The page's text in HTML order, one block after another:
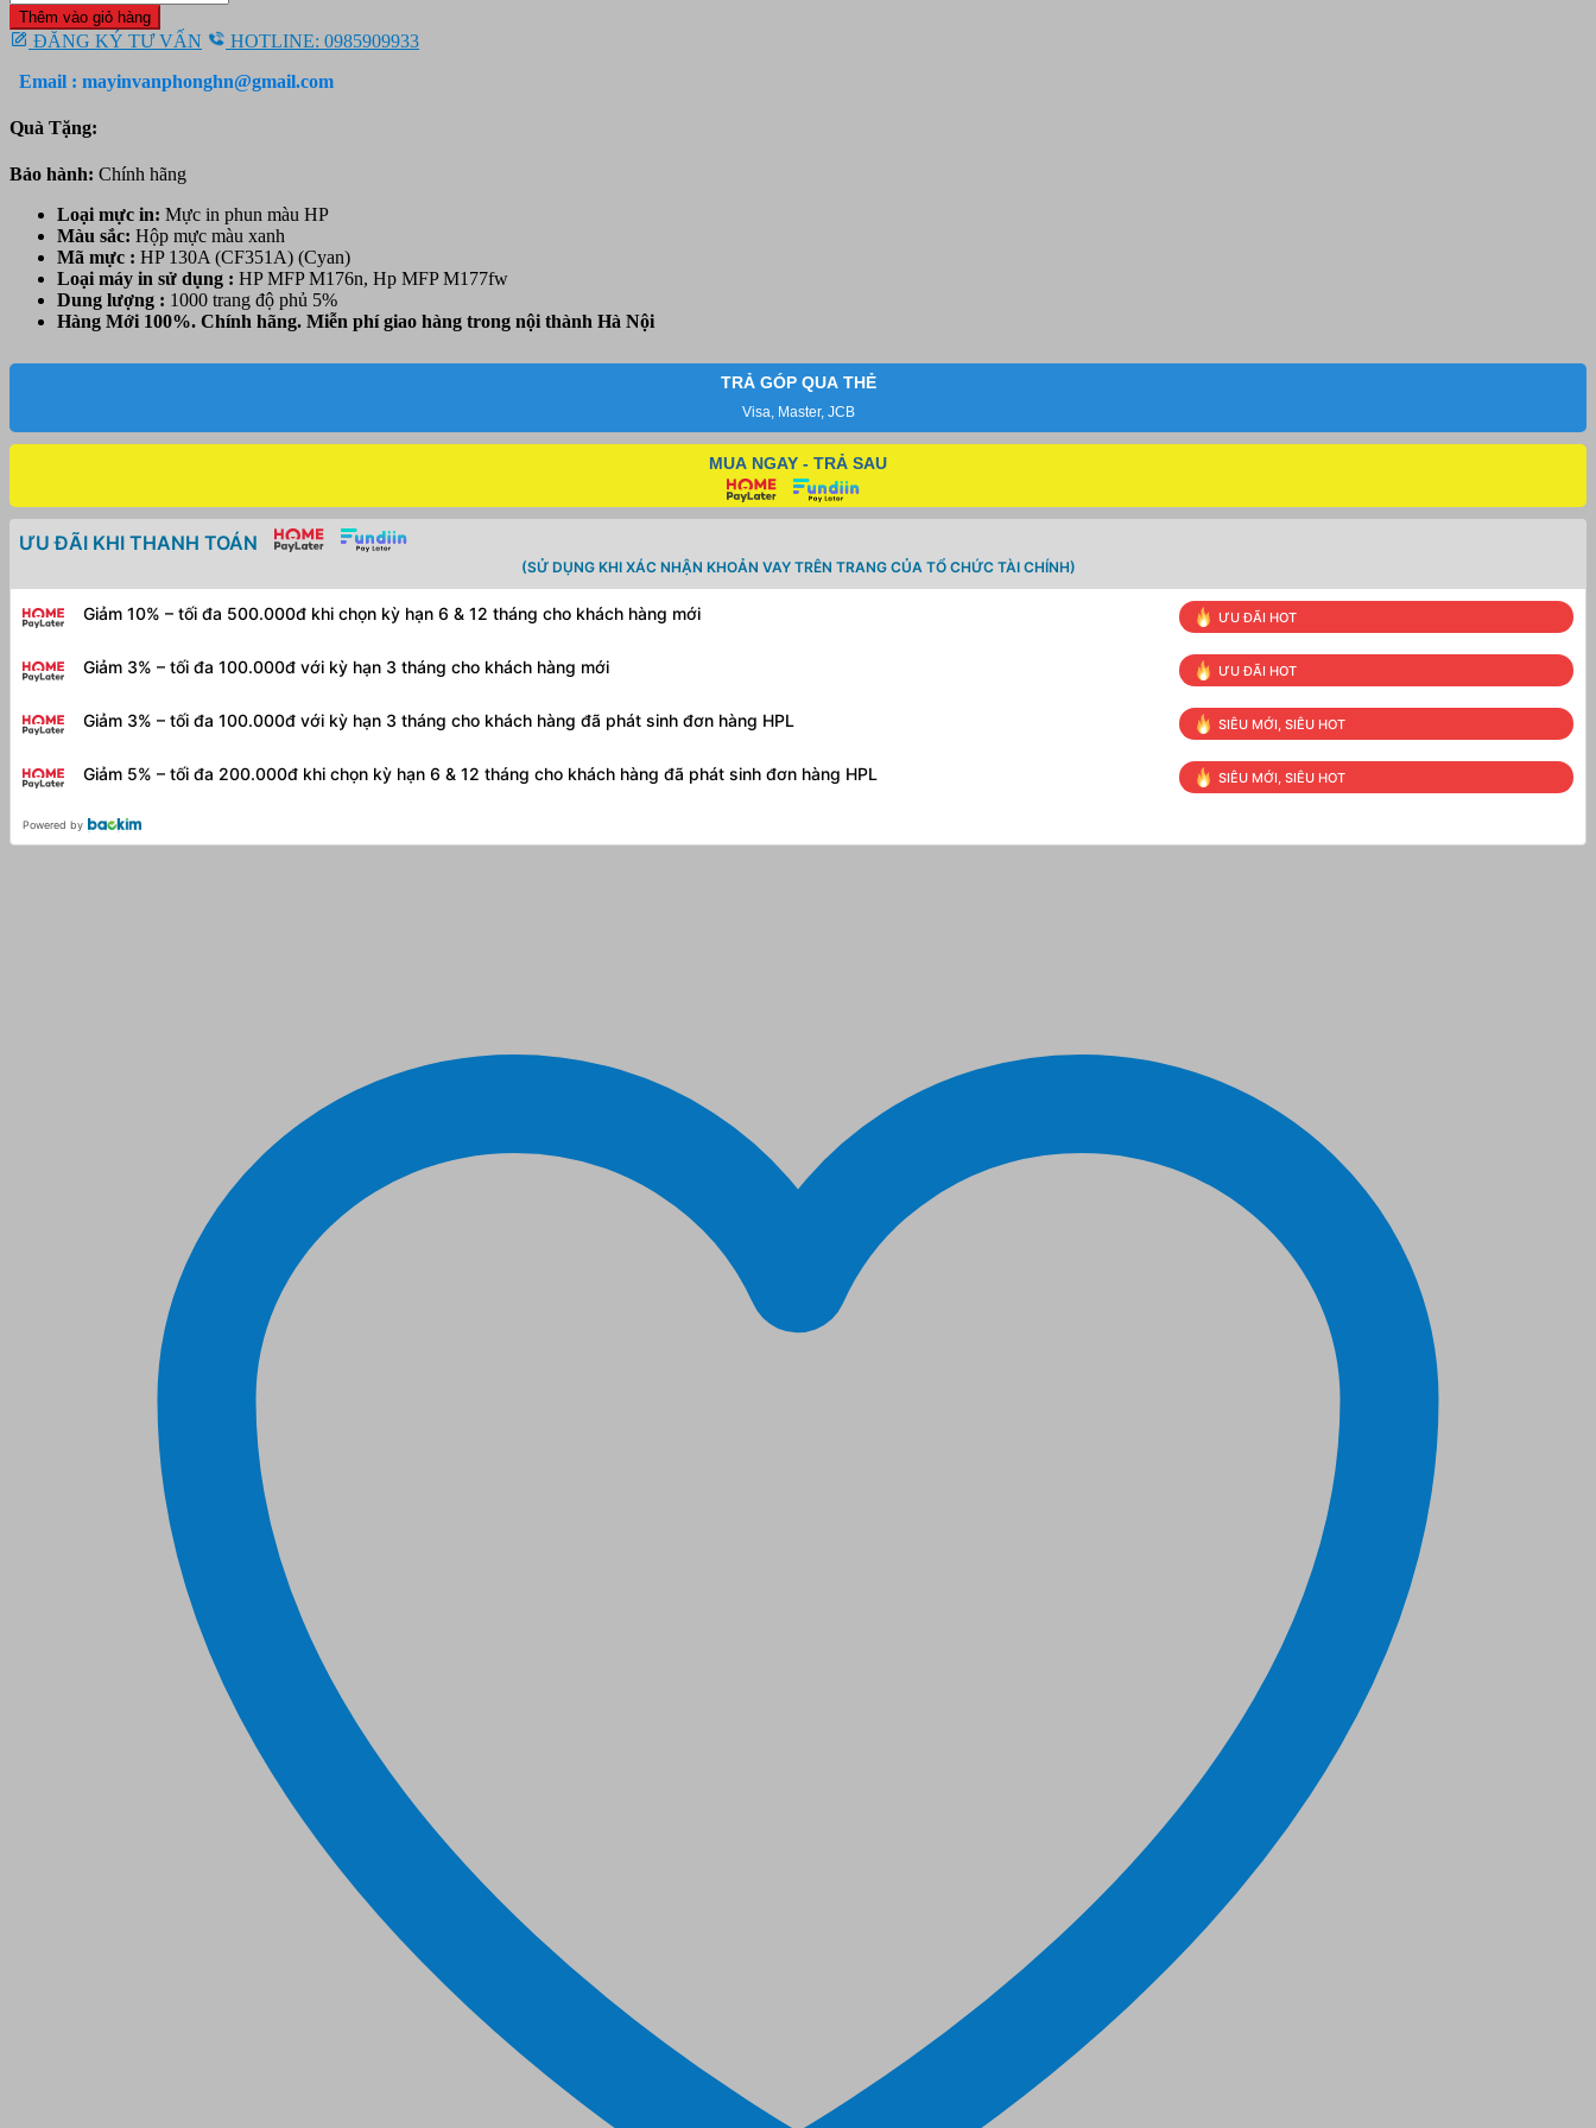
1.850.000 ₫.
1.450.000 ₫.
in
Laser
màu
HP
Yellow
(CF352A)
Màu
Dùng
MFP
M176n,
MFP
lượng
Thêm vào giỏ hàng
ĐĂNG KÝ TƯ VẤN
HOTLINE: 0985909933
Email : mayinvanphonghn@gmail.com
Quà Tặng:
Bảo hành: Chính hãng
Loại mực in: Mực in phun màu HP
Màu sắc: Hộp mực màu xanh
Mã mực : HP 130A (CF351A) (Cyan)
Loại máy in sử dụng : HP MFP M176n, Hp MFP M177fw
Dung lượng : 1000 trang độ phủ 5%
Hàng Mới 100%. Chính hãng. Miễn phí giao hàng trong nội thành Hà Nội
TRẢ GÓP QUA THẺ
Visa, Master, JCB
MUA NGAY - TRẢ SAU
ƯU ĐÃI KHI THANH TOÁN
(SỬ DỤNG KHI XÁC NHẬN KHOẢN VAY TRÊN TRANG CỦA TỔ CHỨC TÀI CHÍNH)
Giảm 10% – tối đa 500.000đ khi chọn kỳ hạn 6 & 12 tháng cho khách hàng mới ƯU ĐÃI HOT
Giảm 3% – tối đa 100.000đ với kỳ hạn 3 tháng cho khách hàng mới ƯU ĐÃI HOT
Giảm 3% – tối đa 100.000đ với kỳ hạn 3 tháng cho khách hàng đã phát sinh đơn hàng HPL SIÊU MỚI, SIÊU HOT
Giảm 5% – tối đa 200.000đ khi chọn kỳ hạn 6 & 12 tháng cho khách hàng đã phát sinh đơn hàng HPL SIÊU MỚI, SIÊU HOT
Powered by